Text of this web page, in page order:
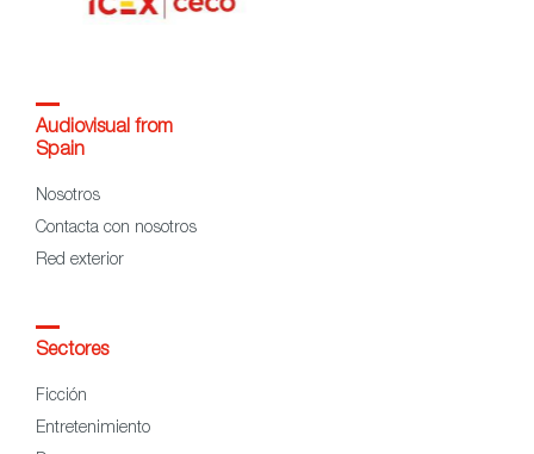
Audiovisual from
Spain
Nosotros
Contacta con nosotros
Red exterior
Sectores
Ficción
Entretenimiento